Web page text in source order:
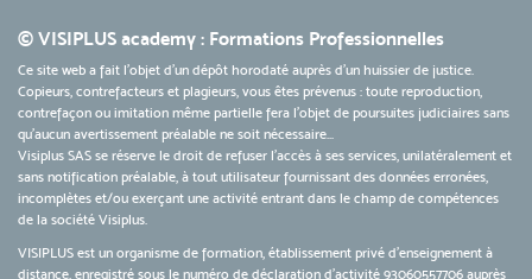
© VISIPLUS academy : Formations Professionnelles
Ce site web a fait l'objet d'un dépôt horodaté auprès d'un huissier de justice.
Copieurs, contrefacteurs et plagieurs, vous êtes prévenus : toute reproduction,
contrefaçon ou imitation même partielle fera l'objet de poursuites judiciaires sans
qu’aucun avertissement préalable ne soit nécessaire...
Visiplus SAS se réserve le droit de refuser l'accès à ses services, unilatéralement et
sans notification préalable, à tout utilisateur fournissant des données erronées,
incomplètes et/ou exerçant une activité entrant dans le champ de compétences
de la société Visiplus.
VISIPLUS est un organisme de formation, établissement privé d’enseignement à
distance, enregistré sous le numéro de déclaration d’activité 93060557706 auprès